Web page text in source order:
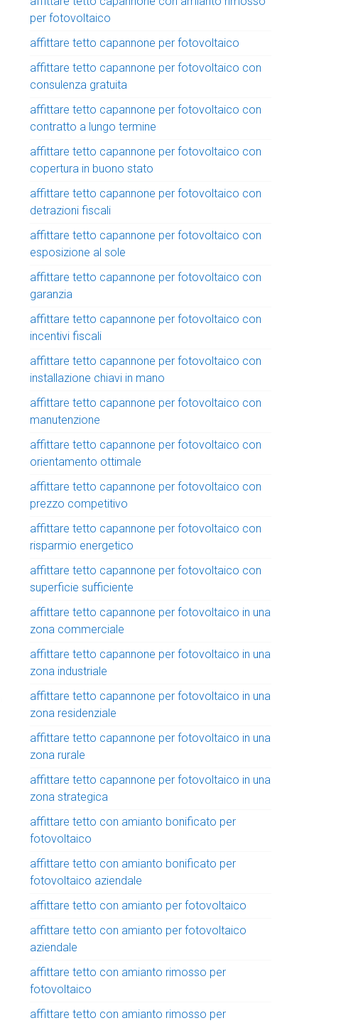
per fotovoltaico
affittare tetto capannone per fotovoltaico
affittare tetto capannone per fotovoltaico con
consulenza gratuita
affittare tetto capannone per fotovoltaico con
contratto a lungo termine
affittare tetto capannone per fotovoltaico con
copertura in buono stato
affittare tetto capannone per fotovoltaico con
detrazioni fiscali
affittare tetto capannone per fotovoltaico con
esposizione al sole
affittare tetto capannone per fotovoltaico con
garanzia
affittare tetto capannone per fotovoltaico con
incentivi fiscali
affittare tetto capannone per fotovoltaico con
installazione chiavi in mano
affittare tetto capannone per fotovoltaico con
manutenzione
affittare tetto capannone per fotovoltaico con
orientamento ottimale
affittare tetto capannone per fotovoltaico con
prezzo competitivo
affittare tetto capannone per fotovoltaico con
risparmio energetico
affittare tetto capannone per fotovoltaico con
superficie sufficiente
affittare tetto capannone per fotovoltaico in una
zona commerciale
affittare tetto capannone per fotovoltaico in una
zona industriale
affittare tetto capannone per fotovoltaico in una
zona residenziale
affittare tetto capannone per fotovoltaico in una
zona rurale
affittare tetto capannone per fotovoltaico in una
zona strategica
affittare tetto con amianto bonificato per
fotovoltaico
affittare tetto con amianto bonificato per
fotovoltaico aziendale
affittare tetto con amianto per fotovoltaico
affittare tetto con amianto per fotovoltaico
aziendale
affittare tetto con amianto rimosso per
fotovoltaico
affittare tetto con amianto rimosso per